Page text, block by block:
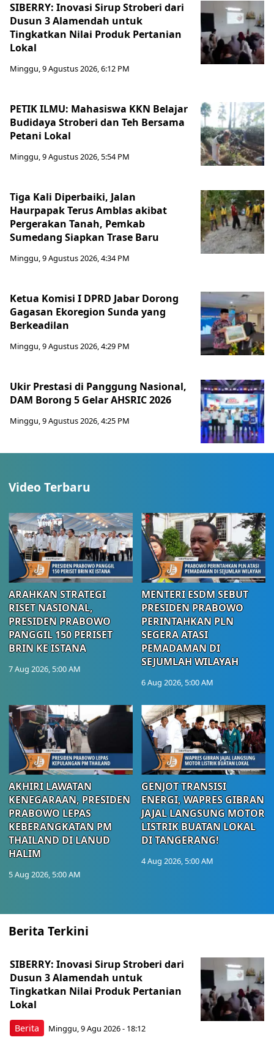
SIBERRY: Inovasi Sirup Stroberi dari
Dusun 3 Alamendah untuk
Tingkatkan Nilai Produk Pertanian
Lokal
Minggu, 9 Agustus 2026, 6:12 PM
PETIK ILMU: Mahasiswa KKN Belajar
Budidaya Stroberi dan Teh Bersama
Petani Lokal
Minggu, 9 Agustus 2026, 5:54 PM
Tiga Kali Diperbaiki, Jalan
Haurpapak Terus Amblas akibat
Pergerakan Tanah, Pemkab
Sumedang Siapkan Trase Baru
Minggu, 9 Agustus 2026, 4:34 PM
Ketua Komisi I DPRD Jabar Dorong
Gagasan Ekoregion Sunda yang
Berkeadilan
Minggu, 9 Agustus 2026, 4:29 PM
Ukir Prestasi di Panggung Nasional,
DAM Borong 5 Gelar AHSRIC 2026
Minggu, 9 Agustus 2026, 4:25 PM
Video Terbaru
ARAHKAN STRATEGI
RISET NASIONAL,
PRESIDEN PRABOWO
PANGGIL 150 PERISET
BRIN KE ISTANA
7 Aug 2026, 5:00 AM
MENTERI ESDM SEBUT
PRESIDEN PRABOWO
PERINTAHKAN PLN
SEGERA ATASI
PEMADAMAN DI
SEJUMLAH WILAYAH
6 Aug 2026, 5:00 AM
AKHIRI LAWATAN
KENEGARAAN, PRESIDEN
PRABOWO LEPAS
KEBERANGKATAN PM
THAILAND DI LANUD
HALIM
5 Aug 2026, 5:00 AM
GENJOT TRANSISI
ENERGI, WAPRES GIBRAN
JAJAL LANGSUNG MOTOR
LISTRIK BUATAN LOKAL
DI TANGERANG!
4 Aug 2026, 5:00 AM
Berita Terkini
Berita
SIBERRY: Inovasi Sirup Stroberi dari
Dusun 3 Alamendah untuk
Tingkatkan Nilai Produk Pertanian
Lokal
Minggu, 9 Agu 2026 - 18:12